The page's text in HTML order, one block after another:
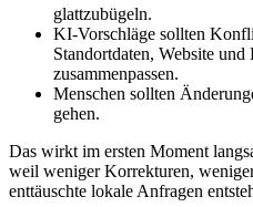
glattzubügeln.
KI-Vorschläge sollten
Standortdaten, Website
zusammenpassen.
Menschen sollten
gehen.
Das wirkt im ersten Moment
weil weniger Korrekturen,
enttäuschte lokale Anfragen